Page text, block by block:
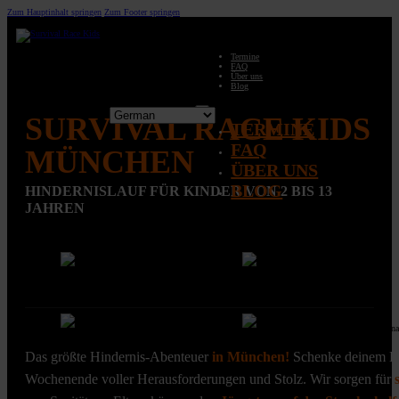
Zum Hauptinhalt springen Zum Footer springen
Termine
FAQ
Über uns
Blog
TERMINE
FAQ
ÜBER UNS
BLOG
SURVIVAL RACE KIDS
MÜNCHEN
HINDERNISLAUF FÜR KINDER VON 2 BIS 13
JAHREN
Das größte Hindernis-Abenteuer in München! Schenke deinem
Wochenende voller Herausforderungen und Stolz. Wir sorgen für